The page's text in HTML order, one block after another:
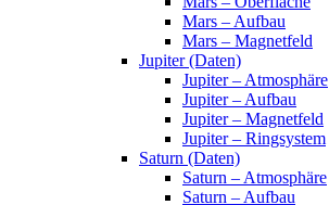
Mars – Aufbau
Mars – Magnetfeld
Jupiter (Daten)
Jupiter – Atmosphäre
Jupiter – Aufbau
Jupiter – Magnetfeld
Jupiter – Ringsystem
Saturn (Daten)
Saturn – Atmosphäre
Saturn – Aufbau